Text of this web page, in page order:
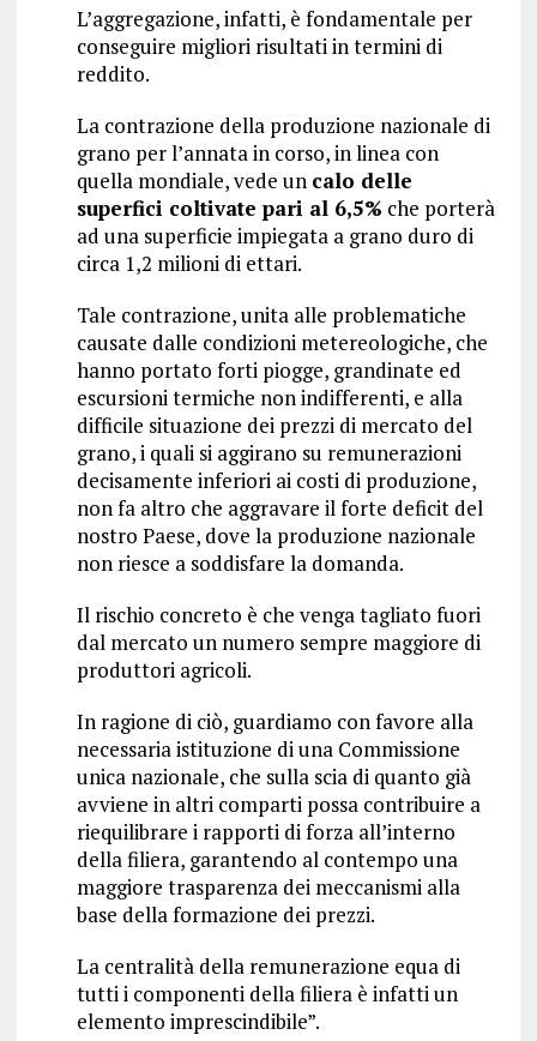
L’aggregazione, infatti, è fondamentale per
conseguire migliori risultati in termini di
reddito.
La contrazione della produzione nazionale di
grano per l’annata in corso, in linea con
quella mondiale, vede un calo delle
superfici coltivate pari al 6,5% che porterà
ad una superficie impiegata a grano duro di
circa 1,2 milioni di ettari.
Tale contrazione, unita alle problematiche
causate dalle condizioni metereologiche, che
hanno portato forti piogge, grandinate ed
escursioni termiche non indifferenti, e alla
difficile situazione dei prezzi di mercato del
grano, i quali si aggirano su remunerazioni
decisamente inferiori ai costi di produzione,
non fa altro che aggravare il forte deficit del
nostro Paese, dove la produzione nazionale
non riesce a soddisfare la domanda.
Il rischio concreto è che venga tagliato fuori
dal mercato un numero sempre maggiore di
produttori agricoli.
In ragione di ciò, guardiamo con favore alla
necessaria istituzione di una Commissione
unica nazionale, che sulla scia di quanto già
avviene in altri comparti possa contribuire a
riequilibrare i rapporti di forza all’interno
della filiera, garantendo al contempo una
maggiore trasparenza dei meccanismi alla
base della formazione dei prezzi.
La centralità della remunerazione equa di
tutti i componenti della filiera è infatti un
elemento imprescindibile”.